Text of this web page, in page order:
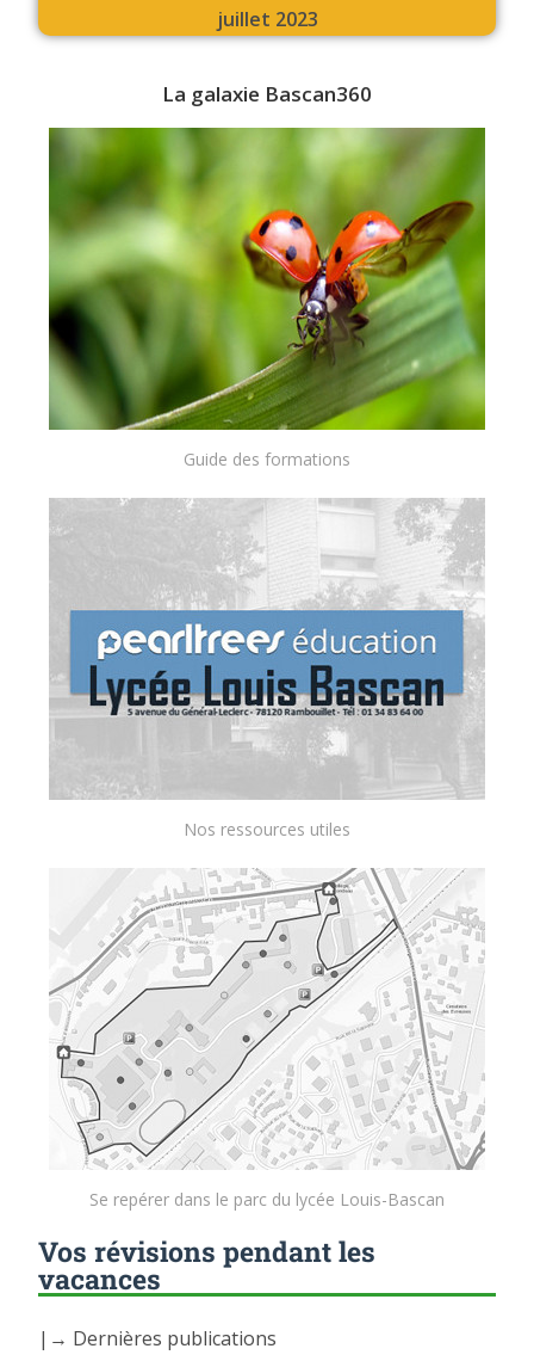
juillet 2023
La galaxie Bascan360
Guide des formations
Nos ressources utiles
Se repérer dans le parc du lycée Louis-Bascan
Vos révisions pendant les
vacances
|→ Dernières publications